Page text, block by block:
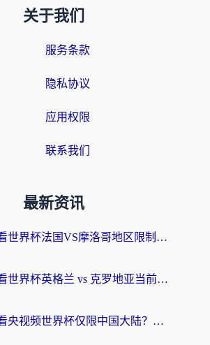
关于我们
服务条款
隐私协议
应用权限
联系我们
最新资讯
在国外看世界杯法国VS摩洛哥地区限制？这篇指南让你流畅看中文解说无压力
在国外看世界杯英格兰 vs 克罗地亚当前地区不可播放？这篇指南帮你搞定所有海外观赛难题
在海外看央视频世界杯仅限中国大陆？这篇指南帮你解锁中文解说+无卡顿直播